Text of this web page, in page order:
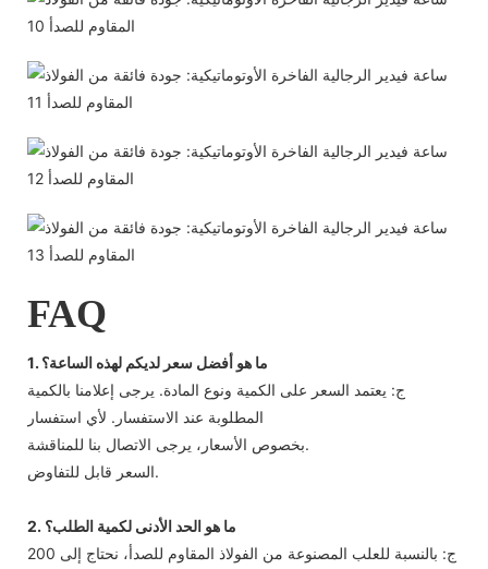
FAQ
1. ما هو أفضل سعر لديكم لهذه الساعة؟
ج: يعتمد السعر على الكمية ونوع المادة. يرجى إعلامنا بالكمية
المطلوبة عند الاستفسار. لأي استفسار
بخصوص الأسعار، يرجى الاتصال بنا للمناقشة.
السعر قابل للتفاوض.
2. ما هو الحد الأدنى لكمية الطلب؟
ج: بالنسبة للعلب المصنوعة من الفولاذ المقاوم للصدأ، نحتاج إلى 200